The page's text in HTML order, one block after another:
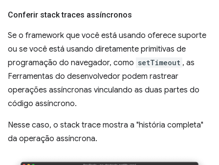
Conferir stack traces assíncronos
Se o framework que você está usando oferece suporte
ou se você está usando diretamente primitivas de
programação do navegador, como setTimeout , as
Ferramentas do desenvolvedor podem rastrear
operações assíncronas vinculando as duas partes do
código assíncrono.
Nesse caso, o stack trace mostra a "história completa"
da operação assíncrona.